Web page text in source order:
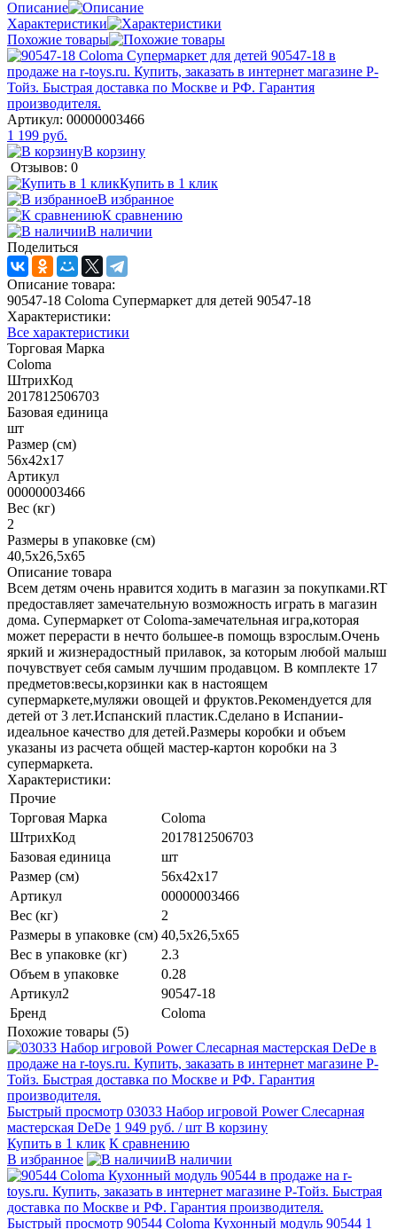
Описание
Характеристики
Похожие товары
Артикул: 00000003466
1 199 руб.
В корзину
Отзывов: 0
Купить в 1 клик
В избранное
К сравнению
В наличии
Поделиться
Описание товара:
90547-18 Coloma Супермаркет для детей 90547-18
Характеристики:
Все характеристики
Торговая Марка
Coloma
ШтрихКод
2017812506703
Базовая единица
шт
Размер (см)
56х42х17
Артикул
00000003466
Вес (кг)
2
Размеры в упаковке (см)
40,5х26,5х65
Описание товара
Всем детям очень нравится ходить в магазин за покупками.RT
предоставляет замечательную возможность играть в магазин
дома. Супермаркет от Coloma-замечательная игра,которая
может перерасти в нечто большее-в помощь взрослым.Очень
яркий и жизнерадостный прилавок, за которым любой малыш
почувствует себя самым лучшим продавцом. В комплекте 17
предметов:весы,корзинки как в настоящем
супермаркете,муляжи овощей и фруктов.Рекомендуется для
детей от 3 лет.Испанский пластик.Сделано в Испании-
идеальное качество для детей.Размеры коробки и объем
указаны из расчета общей мастер-картон коробки на 3
супермаркета.
Характеристики:
Прочие
Торговая Марка
Coloma
ШтрихКод
2017812506703
Базовая единица
шт
Размер (см)
56х42х17
Артикул
00000003466
Вес (кг)
2
Размеры в упаковке (см) 40,5х26,5х65
Вес в упаковке (кг)
2.3
Объем в упаковке
0.28
Артикул2
90547-18
Бренд
Coloma
Похожие товары (5)
Быстрый просмотр 03033 Набор игровой Power Слесарная
мастерская DeDe 1 949 руб. / шт В корзину
Купить в 1 клик К сравнению
В избранное
В наличии
Быстрый просмотр 90544 Coloma Кухонный модуль 90544 1